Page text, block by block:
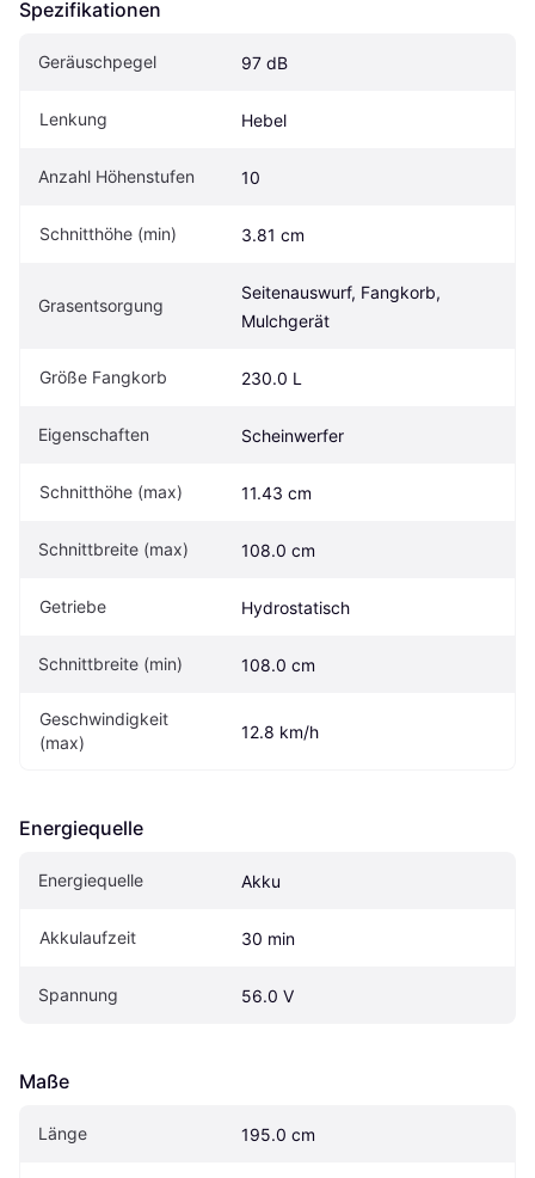
Spezifikationen
Geräuschpegel 97 dB
Lenkung Hebel
Anzahl Höhenstufen 10
Schnitthöhe (min) 3.81 cm
Grasentsorgung
Seitenauswurf, Fangkorb,
Mulchgerät
Größe Fangkorb 230.0 L
Eigen­schaften Scheinwerfer
Schnitthöhe (max) 11.43 cm
Schnittbreite (max) 108.0 cm
Getriebe Hydrostatisch
Schnittbreite (min) 108.0 cm
Geschwindigkeit
(max)
12.8 km/h
Energiequelle
Energiequelle Akku
Akkulaufzeit 30 min
Spannung 56.0 V
Maße
Länge 195.0 cm